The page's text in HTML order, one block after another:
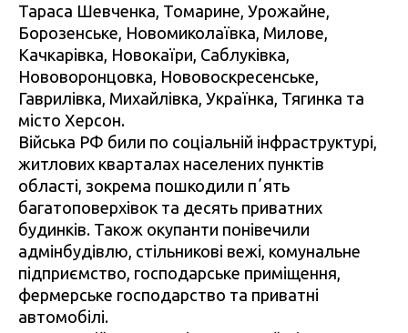
Тараса Шевченка, Томарине, Урожайне,
Борозенське, Новомиколаївка, Милове,
Качкарівка, Новокаїри, Саблуківка,
Нововоронцовка, Нововоскресенське,
Гаврилівка, Михайлівка, Українка, Тягинка та
місто Херсон.
Війська РФ били по соціальній інфраструктурі,
житлових кварталах населених пунктів
області, зокрема пошкодили пʼять
багатоповерхівок та десять приватних
будинків. Також окупанти понівечили
адмінбудівлю, стільникові вежі, комунальне
підприємство, господарське приміщення,
фермерське господарство та приватні
автомобілі.